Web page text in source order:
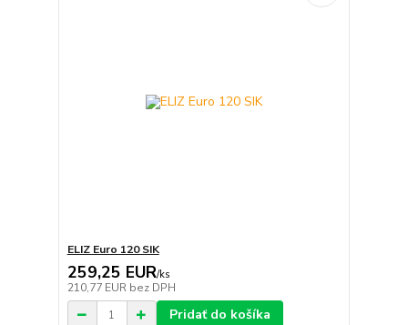
ELIZ Euro 120 SIK
259,25 EUR/ks
210,77 EUR bez DPH
Pridať do košíka